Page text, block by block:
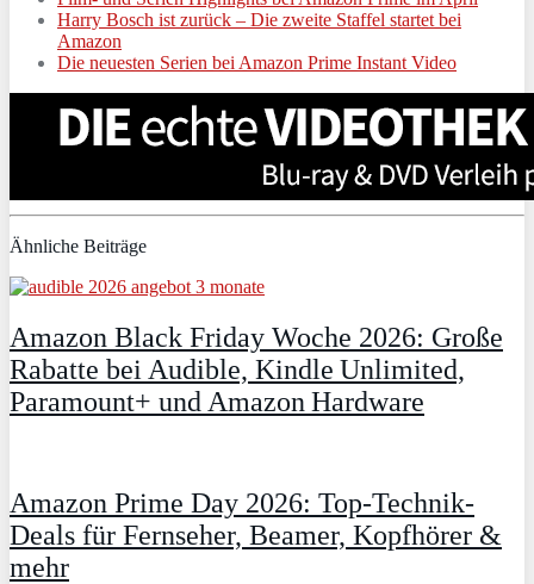
Harry Bosch ist zurück – Die zweite Staffel startet bei
Amazon
Die neuesten Serien bei Amazon Prime Instant Video
Ähnliche Beiträge
Amazon Black Friday Woche 2026: Große
Rabatte bei Audible, Kindle Unlimited,
Paramount+ und Amazon Hardware
Amazon Prime Day 2026: Top-Technik-
Deals für Fernseher, Beamer, Kopfhörer &
mehr